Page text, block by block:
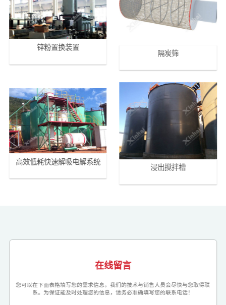
锌粉置换装置
隔炭筛
高效低耗快速解吸电解系统
浸出搅拌槽
在线留言
您可以在下面表格填写您的需求信息，我们的技术与销售人员会尽快与您取得联
系。为保证能及时处理您的信息，请务必准确填写您的联系电话！